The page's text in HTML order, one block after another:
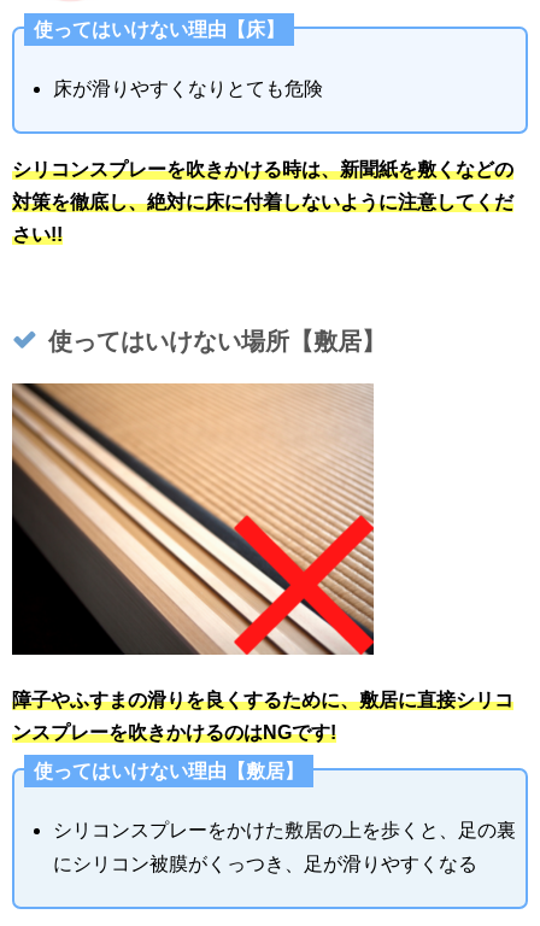
使ってはいけない理由【床】
床が滑りやすくなりとても危険
シリコンスプレーを吹きかける時は、新聞紙を敷くなどの
対策を徹底し、絶対に床に付着しないように注意してくだ
さい!!
使ってはいけない場所【敷居】
障子やふすまの滑りを良くするために、敷居に直接シリコ
ンスプレーを吹きかけるのはNGです!
使ってはいけない理由【敷居】
シリコンスプレーをかけた敷居の上を歩くと、足の裏
にシリコン被膜がくっつき、足が滑りやすくなる